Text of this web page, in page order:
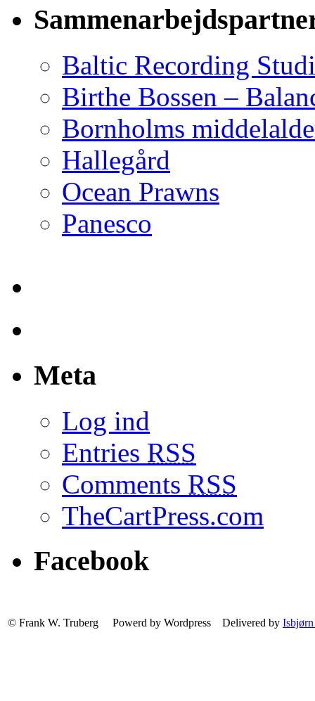
Baltic Recording
Birthe Bossen –
Bornholms
Hallegård
Ocean Prawns
Panesco
Meta
Log ind
Entries RSS
Comments RSS
TheCartPress.com
Facebook
© Frank W. Truberg Powerd by Wordpress Delivered by